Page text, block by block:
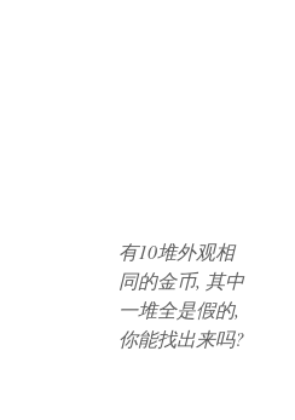
有10堆外观相
同的金币, 其中
一堆全是假的,
你能找出来吗?